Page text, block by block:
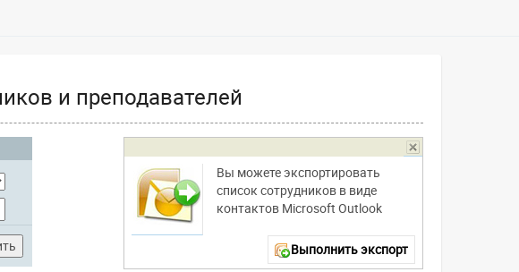
и преподавателей
Вы можете экспортировать
список сотрудников в виде
контактов Microsoft Outlook
Выполнить экспорт